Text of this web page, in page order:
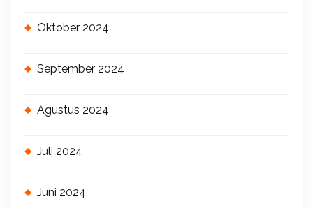
Oktober 2024
September 2024
Agustus 2024
Juli 2024
Juni 2024